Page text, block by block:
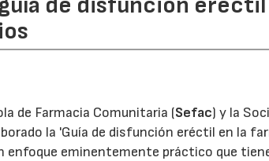
de Farmacia Comunitaria (Sefac) y la
la 'Guía de disfunción eréctil en la
enfoque eminentemente práctico que